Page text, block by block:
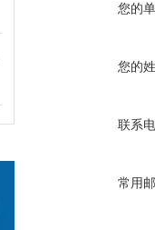
您的
您的
联系
常用